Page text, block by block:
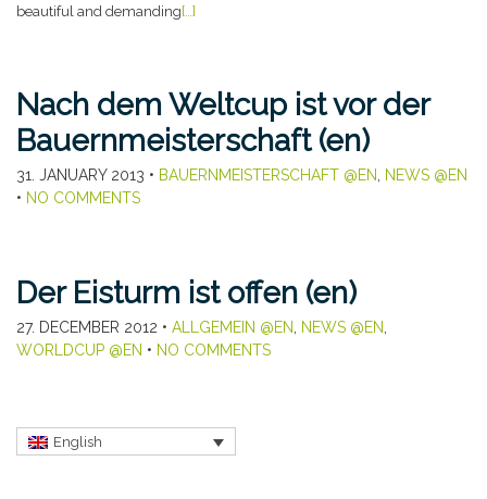
beautiful and demanding […]
Nach dem Weltcup ist vor der
Bauernmeisterschaft (en)
31. JANUARY 2013 • BAUERNMEISTERSCHAFT @EN
NEWS @EN
• NO COMMENTS
Der Eisturm ist offen (en)
27. DECEMBER 2012 • ALLGEMEIN @EN NEWS @EN
WORLDCUP @EN • NO COMMENTS
English